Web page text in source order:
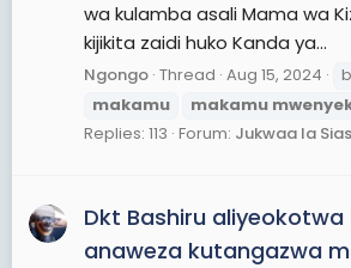
wa kulamba asali Mama wa
kijikita zaidi huko Kanda ya...
Ngongo Thread Aug 15, 2024
makamu
makamu
Replies: 113 Forum: Jukwaa la
Dkt Bashiru aliyeokotwa
anaweza kutangazwa